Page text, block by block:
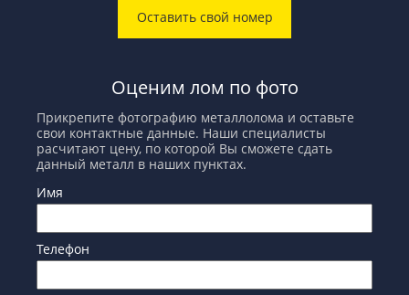
Оставить свой номер
Оценим лом по фото
Прикрепите фотографию металлолома и оставьте
свои контактные данные. Наши специалисты
расчитают цену, по которой Вы сможете сдать
данный металл в наших пунктах.
Имя
Телефон